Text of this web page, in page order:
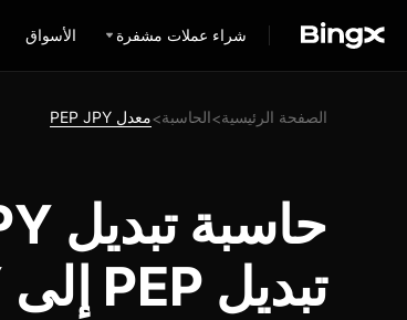
شراء عملات مشفرة الأسواق
الصفحة الرئيسية>الحاسبة>معدل PEP JPY
تبديل PEP إلى JPY